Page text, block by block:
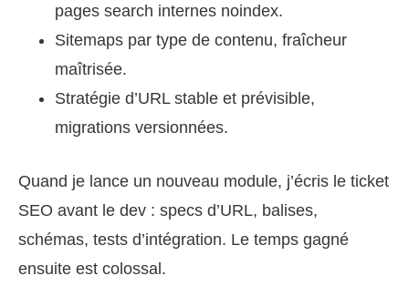
pages search internes noindex.
Sitemaps par type de contenu, fraîcheur
maîtrisée.
Stratégie d’URL stable et prévisible,
migrations versionnées.
Quand je lance un nouveau module, j’écris le ticket
SEO avant le dev : specs d’URL, balises,
schémas, tests d’intégration. Le temps gagné
ensuite est colossal.